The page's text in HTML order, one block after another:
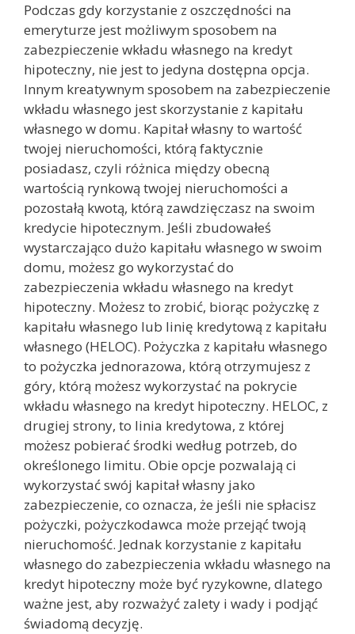
Podczas gdy korzystanie z oszczędności na
emeryturze jest możliwym sposobem na
zabezpieczenie wkładu własnego na kredyt
hipoteczny, nie jest to jedyna dostępna opcja.
Innym kreatywnym sposobem na zabezpieczenie
wkładu własnego jest skorzystanie z kapitału
własnego w domu. Kapitał własny to wartość
twojej nieruchomości, którą faktycznie
posiadasz, czyli różnica między obecną
wartością rynkową twojej nieruchomości a
pozostałą kwotą, którą zawdzięczasz na swoim
kredycie hipotecznym. Jeśli zbudowałeś
wystarczająco dużo kapitału własnego w swoim
domu, możesz go wykorzystać do
zabezpieczenia wkładu własnego na kredyt
hipoteczny. Możesz to zrobić, biorąc pożyczkę z
kapitału własnego lub linię kredytową z kapitału
własnego (HELOC). Pożyczka z kapitału własnego
to pożyczka jednorazowa, którą otrzymujesz z
góry, którą możesz wykorzystać na pokrycie
wkładu własnego na kredyt hipoteczny. HELOC, z
drugiej strony, to linia kredytowa, z której
możesz pobierać środki według potrzeb, do
określonego limitu. Obie opcje pozwalają ci
wykorzystać swój kapitał własny jako
zabezpieczenie, co oznacza, że jeśli nie spłacisz
pożyczki, pożyczkodawca może przejąć twoją
nieruchomość. Jednak korzystanie z kapitału
własnego do zabezpieczenia wkładu własnego na
kredyt hipoteczny może być ryzykowne, dlatego
ważne jest, aby rozważyć zalety i wady i podjąć
świadomą decyzję.